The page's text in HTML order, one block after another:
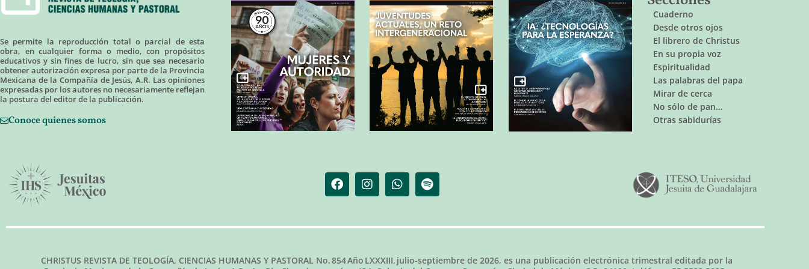
Se permite la reproducción total o parcial de esta
obra, en cualquier forma o medio, con propósitos
educativos y sin fines de lucro, sin que sea necesario
obtener autorización expresa por parte de la Provincia
Mexicana de la Compañía de Jesús, A.R. Las opiniones
expresadas por los autores no necesariamente reflejan
la postura del editor de la publicación.
Conoce quienes somos
Cuaderno
Desde otros ojos
El librero de Christus
En su propia voz
Espiritualidad
Las palabras del papa
Mirar de cerca
No sólo de pan…
Otras sabidurías
CHRISTUS REVISTA DE TEOLOGÍA, CIENCIAS HUMANAS Y PASTORAL No.854Año LXXXIII, julio-septiembre de 2026, es una publicación electrónica trimestral editada por la